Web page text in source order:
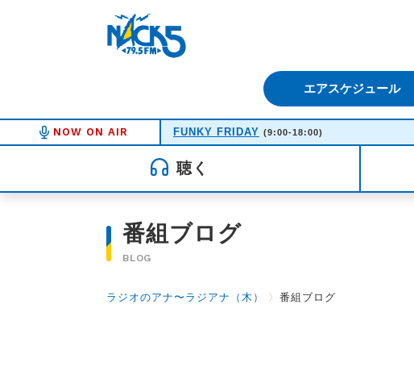
エアスケジュール
NOW ON AIR FUNKY FRIDAY (9:00-18:00)
聴く
番組ブログ
BLOG
ラジオのアナ〜ラジアナ（木） 〉 番組ブログ